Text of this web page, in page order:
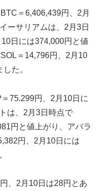
＝6,406,439円、2月
ーサリアムは、2月3日
日には374,000円と値
＝14,796円、2月10
た。
75.299円、2月10日に
は、2月3日時点で
円と値上がり、アバラ
円、2月10日には
、2月10日は28円とあ